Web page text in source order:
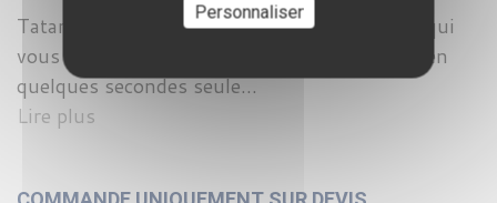
Tatamis enroulable, la solution gain de place qui
vous permet de métamorphoser votre espace en
quelques secondes seule...
Lire plus
Personnaliser